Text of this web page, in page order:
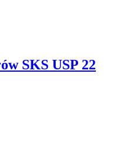
SKS USP 22